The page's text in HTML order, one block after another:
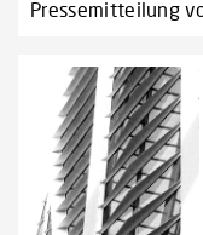
Pressemitteilung